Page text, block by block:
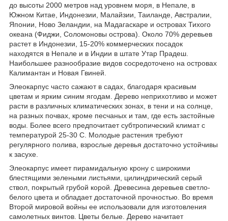
до высоты 2000 метров над уровнем моря, в Непале, в
Южном Китае, Индонезии, Малайзии, Таиланде, Австралии,
Японии, Ново Зеландии, на Мадагаскаре и островах Тихого
океана (Фиджи, Соломоновы острова). Около 70% деревьев
растет в Индонезии, 15-20% коммерческих посадок
находятся в Непале и в Индии в штате Утар Прадеш.
Наибольшее разнообразие видов сосредоточено на островах
Калимантан и Новая Гвиней.
Элеокарпус часто сажают в садах, благодаря красивым
цветам и ярким синим ягодам. Дерево неприхотливо и может
расти в различных климатических зонах, в тени и на солнце,
на разных почвах, кроме песчаных и там, где есть застойные
воды. Более всего предпочитает субтропический климат с
температурой 25-30 С. Молодые растения требуют
регулярного полива, взрослые деревья достаточно устойчивы
к засухе.
Элеокарпус имеет пирамидальную крону с широкими
блестящими зелеными листьями, цилиндрический серый
ствол, покрытый грубой корой. Древесина деревьев светло-
белого цвета и обладает достаточной прочностью. Во время
Второй мировой войны ее использовали для изготовления
самолетных винтов. Цветы белые. Дерево начитает